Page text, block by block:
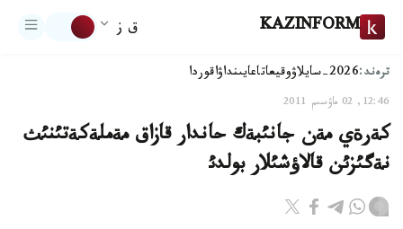
KAZINFORM ق ز
ترەند:2026-سايلاۋ وقيعاتاعايىنداۋاقوردا
12:46, 02 ماۋسىم 2011
كةرةي مةن جانئبةك حاندار قازاق مةملةكةتئنئث
نةگئزئن قالاؤشئلار بولدئ